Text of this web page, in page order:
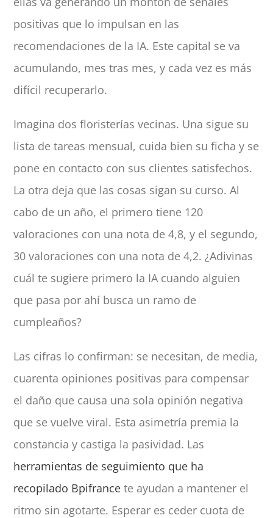
positivas que lo impulsan en las
recomendaciones de la IA. Este capital se va
acumulando, mes tras mes, y cada vez es más
difícil recuperarlo.
Imagina dos floristerías vecinas. Una sigue su
lista de tareas mensual, cuida bien su ficha y se
pone en contacto con sus clientes satisfechos.
La otra deja que las cosas sigan su curso. Al
cabo de un año, el primero tiene 120
valoraciones con una nota de 4,8, y el segundo,
30 valoraciones con una nota de 4,2. ¿Adivinas
cuál te sugiere primero la IA cuando alguien
que pasa por ahí busca un ramo de
cumpleaños?
Las cifras lo confirman: se necesitan, de media,
cuarenta opiniones positivas para compensar
el daño que causa una sola opinión negativa
que se vuelve viral. Esta asimetría premia la
constancia y castiga la pasividad. Las
herramientas de seguimiento que ha
recopilado Bpifrance te ayudan a mantener el
ritmo sin agotarte. Esperar es ceder cuota de